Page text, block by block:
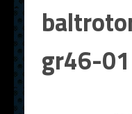
gr46-01